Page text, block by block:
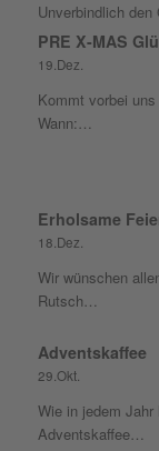
Unverbindlich
PRE X-MAS
19.Dez.
Kommt vorbei
Wann:…
Erholsame
18.Dez.
Wir wünschen
Rutsch…
Adventskaffee
29.Okt.
Wie in jedem
Adventskaffee…